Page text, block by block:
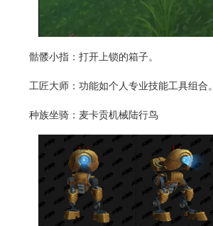
骷髅小指：打开上锁的箱子。
工匠大师：功能如个人专业技能工具组合。
种族坐骑：麦卡贡机械陆行鸟